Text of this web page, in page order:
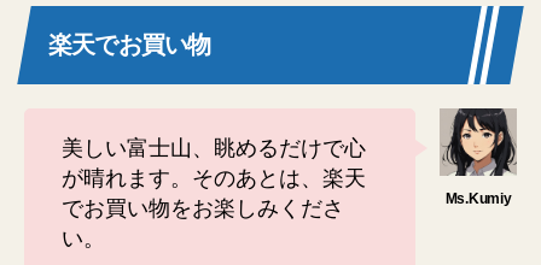
楽天でお買い物
美しい富士山、眺めるだけで心
が晴れます。そのあとは、楽天
でお買い物をお楽しみくださ
い。